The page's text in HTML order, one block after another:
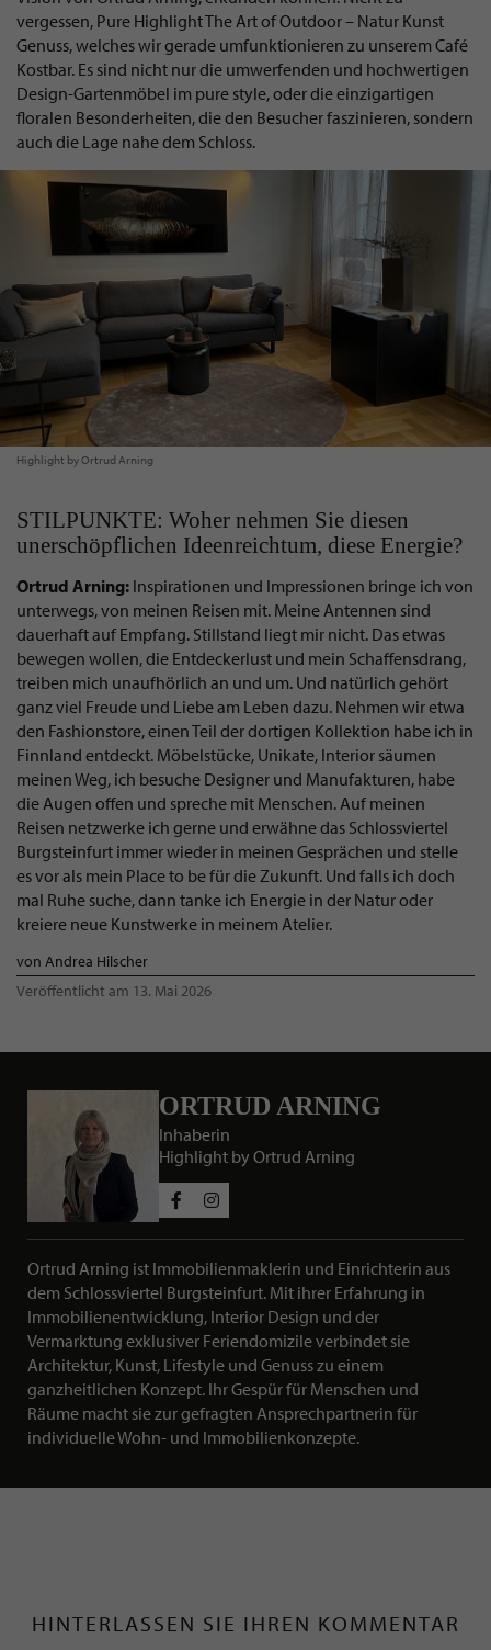
vergessen, Pure Highlight The Art of Outdoor – Natur Kunst
Genuss, welches wir gerade umfunktionieren zu unserem Café
Kostbar. Es sind nicht nur die umwerfenden und hochwertigen
Design-Gartenmöbel im pure style, oder die einzigartigen
floralen Besonderheiten, die den Besucher faszinieren, sondern
auch die Lage nahe dem Schloss.
Highlight by Ortrud Arning
STILPUNKTE: Woher nehmen Sie diesen
unerschöpflichen Ideenreichtum, diese Energie?
Ortrud Arning: Inspirationen und Impressionen bringe ich von
unterwegs, von meinen Reisen mit. Meine Antennen sind
dauerhaft auf Empfang. Stillstand liegt mir nicht. Das etwas
bewegen wollen, die Entdeckerlust und mein Schaffensdrang,
treiben mich unaufhörlich an und um. Und natürlich gehört
ganz viel Freude und Liebe am Leben dazu. Nehmen wir etwa
den Fashionstore, einen Teil der dortigen Kollektion habe ich in
Finnland entdeckt. Möbelstücke, Unikate, Interior säumen
meinen Weg, ich besuche Designer und Manufakturen, habe
die Augen offen und spreche mit Menschen. Auf meinen
Reisen netzwerke ich gerne und erwähne das Schlossviertel
Burgsteinfurt immer wieder in meinen Gesprächen und stelle
es vor als mein Place to be für die Zukunft. Und falls ich doch
mal Ruhe suche, dann tanke ich Energie in der Natur oder
kreiere neue Kunstwerke in meinem Atelier.
von Andrea Hilscher
Veröffentlicht am 13. Mai 2026
ORTRUD ARNING
Inhaberin
Highlight by Ortrud Arning
KURZBESCHREIBUNG ÜBER
Ortrud Arning ist Immobilienmaklerin und Einrichterin aus
dem Schlossviertel Burgsteinfurt. Mit ihrer Erfahrung in
Immobilienentwicklung, Interior Design und der
Vermarktung exklusiver Feriendomizile verbindet sie
Architektur, Kunst, Lifestyle und Genuss zu einem
ganzheitlichen Konzept. Ihr Gespür für Menschen und
Räume macht sie zur gefragten Ansprechpartnerin für
individuelle Wohn- und Immobilienkonzepte.
HINTERLASSEN SIE IHREN KOMMENTAR